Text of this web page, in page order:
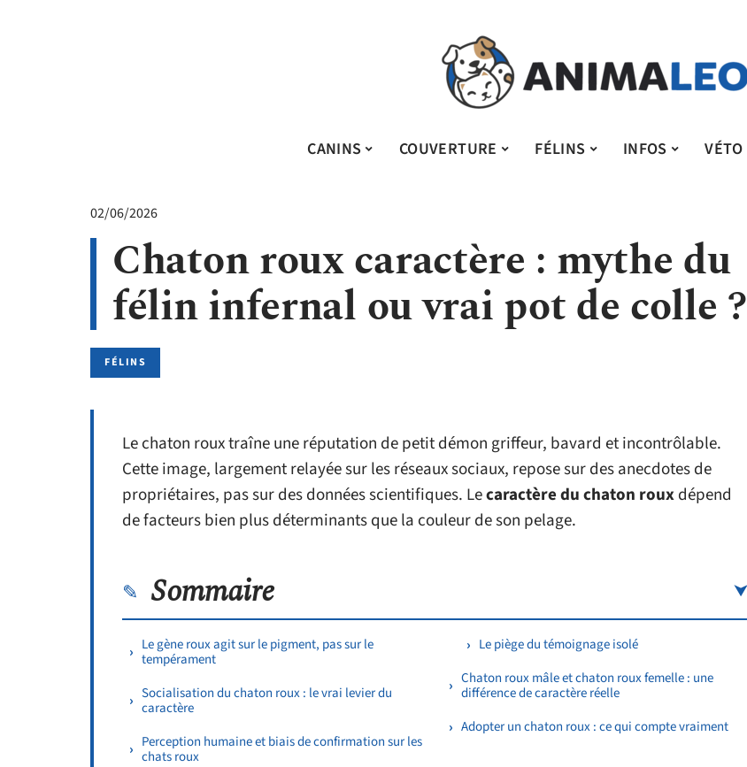
CANINS COUVERTURE FÉLINS INFOS VÉTO
02/06/2026
Chaton roux caractère : mythe du
félin infernal ou vrai pot de colle ?
FÉLINS
Le chaton roux traîne une réputation de petit démon griffeur, bavard et incontrôlable.
Cette image, largement relayée sur les réseaux sociaux, repose sur des anecdotes de
propriétaires, pas sur des données scientifiques. Lecaractère du chaton rouxdépend
de facteurs bien plus déterminants que la couleur de son pelage.
Sommaire
Le gène roux agit sur le pigment, pas sur le
tempérament
Socialisation du chaton roux : le vrai levier du
caractère
Perception humaine et biais de confirmation sur les
chats roux
Le piège du témoignage isolé
Chaton roux mâle et chaton roux femelle : une
différence de caractère réelle
Adopter un chaton roux : ce qui compte vraiment